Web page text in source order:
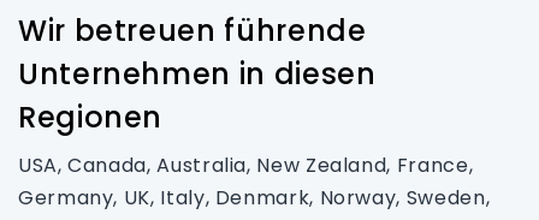
Wir betreuen führende
Unternehmen in diesen
Regionen
USA, Canada, Australia, New Zealand, France,
Germany, UK, Italy, Denmark, Norway, Sweden,